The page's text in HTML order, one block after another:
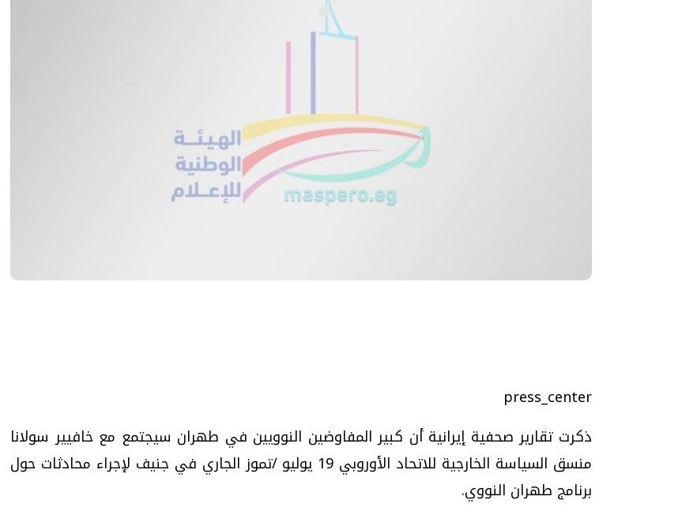
press_center
ذكرت تقارير صحفية إيرانية أن كبير المفاوضين النوويين في طهران سيجتمع مع خافيير سولانا
منسق السياسة الخارجية للاتحاد الأوروبي 19 يوليو /تموز الجاري في جنيف لإجراء محادثات حول
برنامج طهران النووي.
تحقيقات وحوارات تحقيقات وحوارات تحقيقات وحوارات